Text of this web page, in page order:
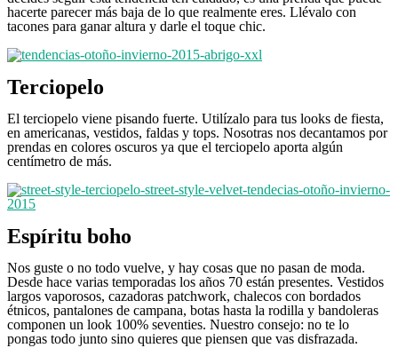
hacerte parecer más baja de lo que realmente eres. Llévalo con
tacones para ganar altura y darle el toque chic.
Terciopelo
El terciopelo viene pisando fuerte. Utilízalo para tus looks de fiesta,
en americanas, vestidos, faldas y tops. Nosotras nos decantamos por
prendas en colores oscuros ya que el terciopelo aporta algún
centímetro de más.
Espíritu boho
Nos guste o no todo vuelve, y hay cosas que no pasan de moda.
Desde hace varias temporadas los años 70 están presentes. Vestidos
largos vaporosos, cazadoras patchwork, chalecos con bordados
étnicos, pantalones de campana, botas hasta la rodilla y bandoleras
componen un look 100% seventies. Nuestro consejo: no te lo
pongas todo junto sino quieres que piensen que vas disfrazada.